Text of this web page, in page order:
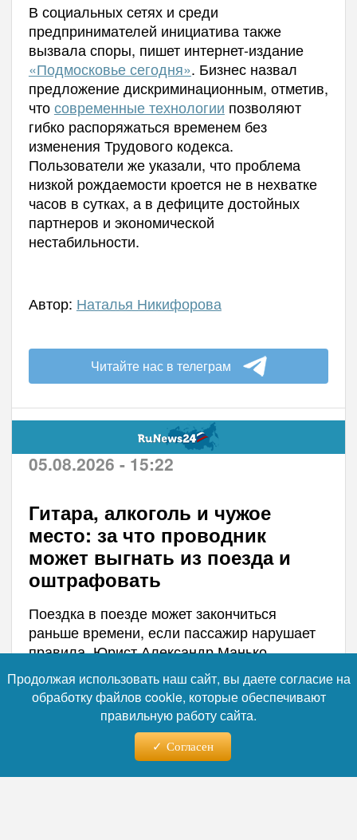
В социальных сетях и среди
предпринимателей инициатива также
вызвала споры, пишет интернет-издание
«Подмосковье сегодня». Бизнес назвал
предложение дискриминационным, отметив,
чтосовременные технологии позволяют
гибко распоряжаться временем без
изменения Трудового кодекса.
Пользователи же указали, что проблема
низкой рождаемости кроется не в нехватке
часов в сутках, а в дефиците достойных
партнеров и экономической
нестабильности.
Автор: Наталья Никифорова
Читайте нас в телеграм
05.08.2026 - 15:22
Гитара, алкоголь и чужое
место: за что проводник
может выгнать из поезда и
оштрафовать
Поездка в поезде может закончиться
раньше времени, если пассажир нарушает
правила. Юрист Александр Манько
рассказал, за что проводник имеет право
высадить из вагона и выписать штраф. В
списке — занятое место на нижней полке,
алкоголь, курение и громкий шум. За
выброшенный в окно окурок штраф может
быть в разы выше, чем за обычное курение.
Продолжая использовать наш сайт, вы даете согласие на
обработку файлов cookie, которые обеспечивают
правильную работу сайта.
Согласен